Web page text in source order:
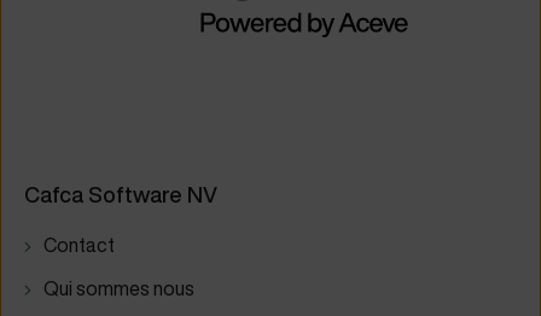
Cafca Software NV
Contact
Qui sommes nous